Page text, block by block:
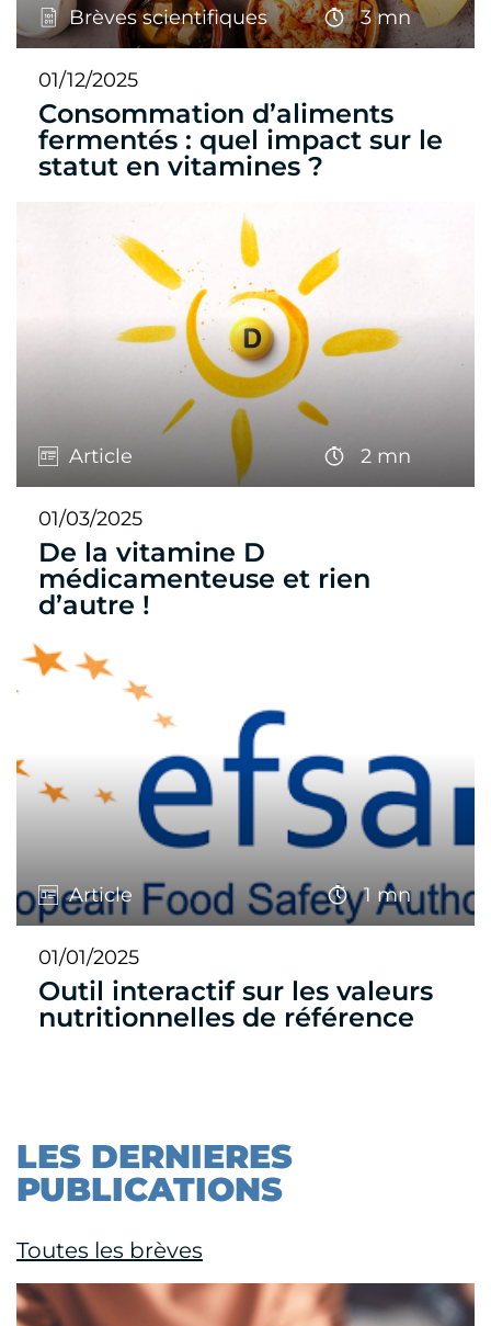
Brèves scientifiques 3 mn
01/12/2025
Consommation d’aliments
fermentés : quel impact sur le
statut en vitamines ?
Article 2 mn
01/03/2025
De la vitamine D
médicamenteuse et rien
d’autre !
Article 1 mn
01/01/2025
Outil interactif sur les valeurs
nutritionnelles de référence
LES DERNIERES
PUBLICATIONS
Toutes les brèves